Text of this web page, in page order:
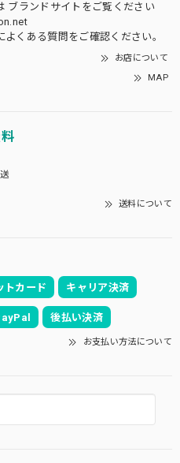
ブランドサイト をご覧ください
よくある質問をご確認ください。
お店について
MAP
送料について
トカード キャリア決済
後払い決済
お支払い方法について